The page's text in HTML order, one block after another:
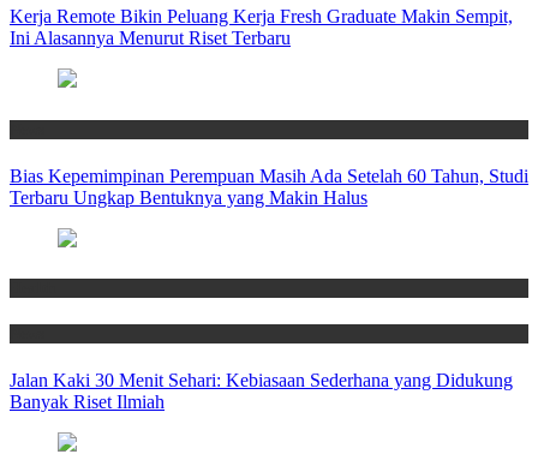
Kerja Remote Bikin Peluang Kerja Fresh Graduate Makin Sempit,
Ini Alasannya Menurut Riset Terbaru
Bias Kepemimpinan Perempuan Masih Ada Setelah 60 Tahun, Studi
Terbaru Ungkap Bentuknya yang Makin Halus
Jalan Kaki 30 Menit Sehari: Kebiasaan Sederhana yang Didukung
Banyak Riset Ilmiah